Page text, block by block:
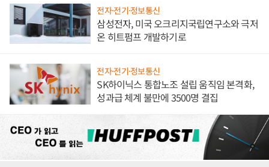
전자·전기·정보통신
삼성전자, 미국 오크리지국립연구소와 극저
온 히트펌프 개발하기로
전자·전기·정보통신
SK하이닉스 통합노조 설립 움직임 본격화,
성과급 체계 불만에 3500명 결집